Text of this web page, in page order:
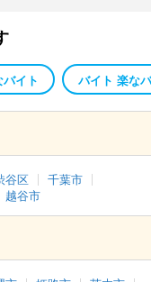
イト バイト 楽な
谷区
千葉市
越谷市